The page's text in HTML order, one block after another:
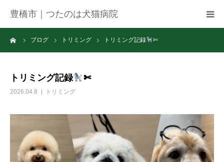
豊橋市｜つたのは犬猫病院
ブログ トリミング トリミング記録 ✄
トリミング記録 ✄
2026.04.8 トリミング
病院紹介
ブログ